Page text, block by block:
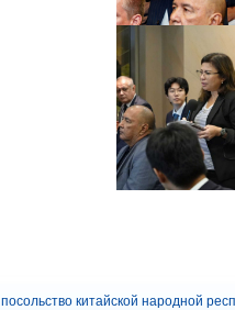
посольство китайской народной